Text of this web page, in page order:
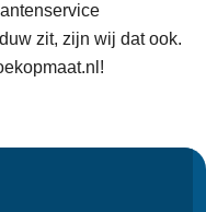
zit, zijn wij dat ook.